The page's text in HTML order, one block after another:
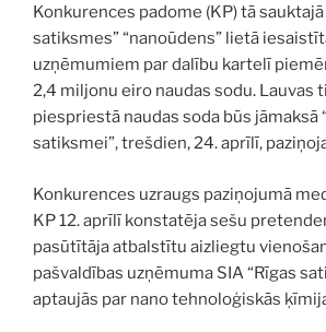
Konkurences padome (KP) tā sauktajā
satiksmes” “nanoūdens” lietā
uzņēmumiem par dalību kartelī
2,4 miljonu eiro naudas sodu. Lauvas
piespriestā naudas soda būs jāmaksā
satiksmei”, trešdien, 24. aprīlī,
Konkurences uzraugs paziņojumā
KP 12. aprīlī konstatēja sešu
pasūtītāja atbalstītu aizliegtu
pašvaldības uzņēmuma SIA “Rīgas
aptaujās par nano tehnoloģiskās